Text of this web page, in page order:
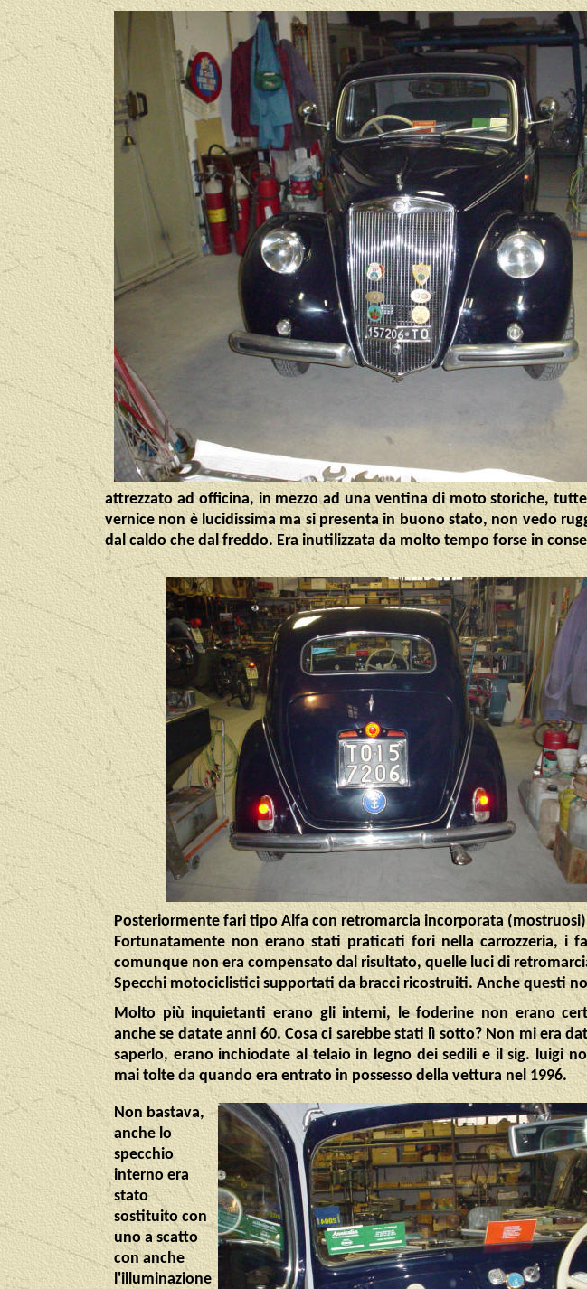
attrezzato ad officina, in mezzo ad una ventina di moto storiche,
vernice non è lucidissima ma si presenta in buono stato, non vedo
dal caldo che dal freddo. Era inutilizzata da molto tempo forse in
Posteriormente fari tipo Alfa con retromarcia incorporata
Fortunatamente non erano stati praticati fori nella carrozzeria, i
comunque non era compensato dal risultato, quelle luci di
Specchi motociclistici supportati da bracci ricostruiti. Anche questi
Molto più inquietanti erano gli interni, le foderine non erano
anche se datate anni 60. Cosa ci sarebbe stati lì sotto? Non mi era
saperlo, erano inchiodate al telaio in legno dei sedili e il sig. luigi
mai tolte da quando era entrato in possesso della vettura nel 1996.
Non bastava,
anche lo
specchio
interno era
stato
sostituito con
uno a scatto
con anche
l'illuminazione